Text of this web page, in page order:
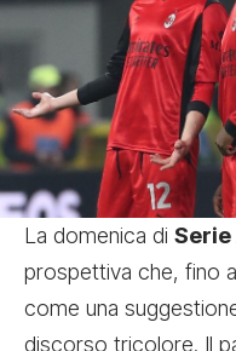
La domenica di Serie
prospettiva che, fino
come una
discorso tricolore. Il